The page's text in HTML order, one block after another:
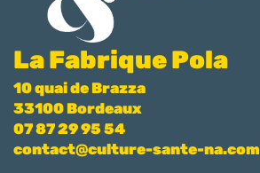
La Fabrique Pola
10 quai de Brazza
33100 Bordeaux
07 87 29 95 54
contact@culture-sante-na.com